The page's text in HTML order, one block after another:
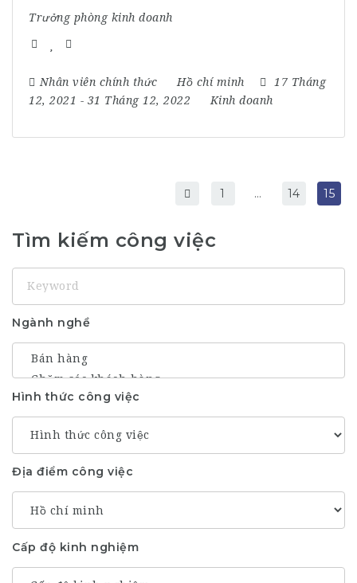
Trưởng phòng kinh doanh
Nhân viên chính thức Hồ chí minh
17 Tháng
12, 2021 - 31 Tháng 12, 2022 Kinh doanh
1 … 14 15
Tìm kiếm công việc
Ngành nghề
Hình thức công việc
Địa điểm công việc
Cấp độ kinh nghiệm